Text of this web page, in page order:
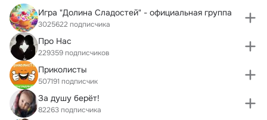
Игра "Долина Сладостей" - официальная группа
3025622 подписчика
Про Нас
229359 подписчиков
Приколисты
507191 подписчик
За душу берёт!
82263 подписчика